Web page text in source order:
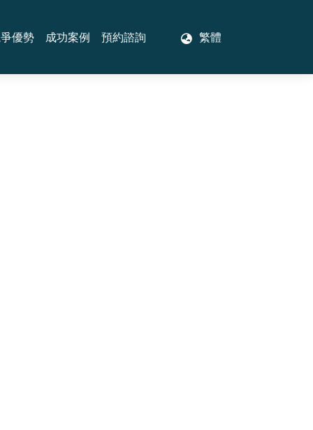
繁體
優勢 成功案例 預約諮詢